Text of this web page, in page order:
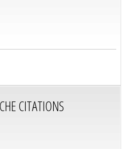
CITATIONS